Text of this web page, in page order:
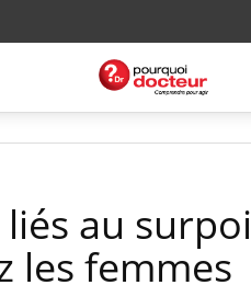
au
les femmes